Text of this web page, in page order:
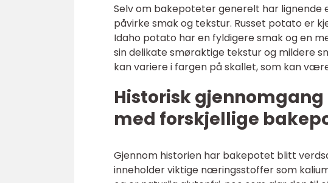
Selv om bakepoteter generelt har lignende
påvirke smak og tekstur. Russet potato er
Idaho potato har en fyldigere smak og en
sin delikate smøraktige tekstur og mildere
kan variere i fargen på skallet, som kan
Historisk
med forskjellige
Gjennom historien har bakepotet blitt
inneholder viktige næringsstoffer som